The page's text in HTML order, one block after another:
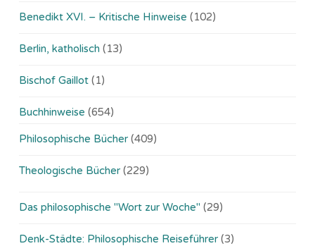
Benedikt XVI. – Kritische Hinweise (102)
Berlin, katholisch (13)
Bischof Gaillot (1)
Buchhinweise (654)
Philosophische Bücher (409)
Theologische Bücher (229)
Das philosophische "Wort zur Woche" (29)
Denk-Städte: Philosophische Reiseführer (3)